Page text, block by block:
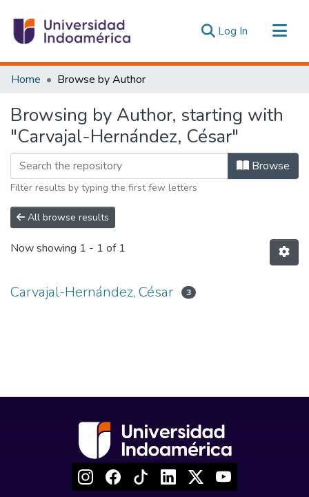
Log In (current)
Communities & Collections
Estadísticas Externas
Home Browse by Author
Browsing by Author, starting with
"Carvajal-Hernández, César"
Browse
Filter results by typing the first few letters
All browse results
Now showing 1 - 1 of 1
Carvajal-Hernández, César 3